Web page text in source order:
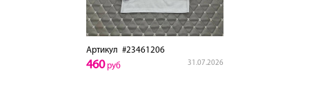
Артикул #23461206
31.07.2026
460руб